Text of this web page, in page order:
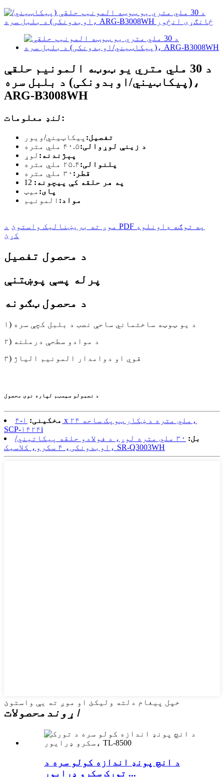
د 30 ملي متري یو ټوټه المونیم حلقې
(پیکاټیني/اوبدونکی) د بلبل سره،
ARG-B3008WH
لنډ معلومات:
تفصیل: پیکاټیني/ویور
د زینې لوړوالی:۴۰.۵ ملي متره
پېژندنه: لوړ
پلنوالی:۲۵.۴ ملي متره
قطر: ۳۰ ملي متره
په هر حلقه کې پیچونه:
پای: میټ
مواد: المونیم
موږ ته بریښنالیک واستوئ د PDF په توګه ډاونلوډ
کړئ
د محصول تفصیل
پرله پسې پوښتنې
د محصول ټګونه
۱) د یو ټوټه ساختماني ساحې نصب د بلبل کچې سره
۲) د موادو سطحې درملنه
۳) قوي او دوامدار المونیم الیاژ
د نصبولو سیسټم لپاره نوی محصول
مخکینی:
۱-۴ x ۲۴ ملي متره د ښکار ټوپک ساحه،
SCP-۱۴۲۴i
بل:
۳۰ ملي متره لوړ، د فولادو حلقه پیکاتیني/
اوبدونکی، ۴ سکرو، کلاسیک، SR-Q3003WH
خپل پیغام دلته ولیکئ او موږ ته یې واستوئ
اړوند محصولات
د انچ پونډ اندازه کولو سره د
تورک سکرو ډرایور ...